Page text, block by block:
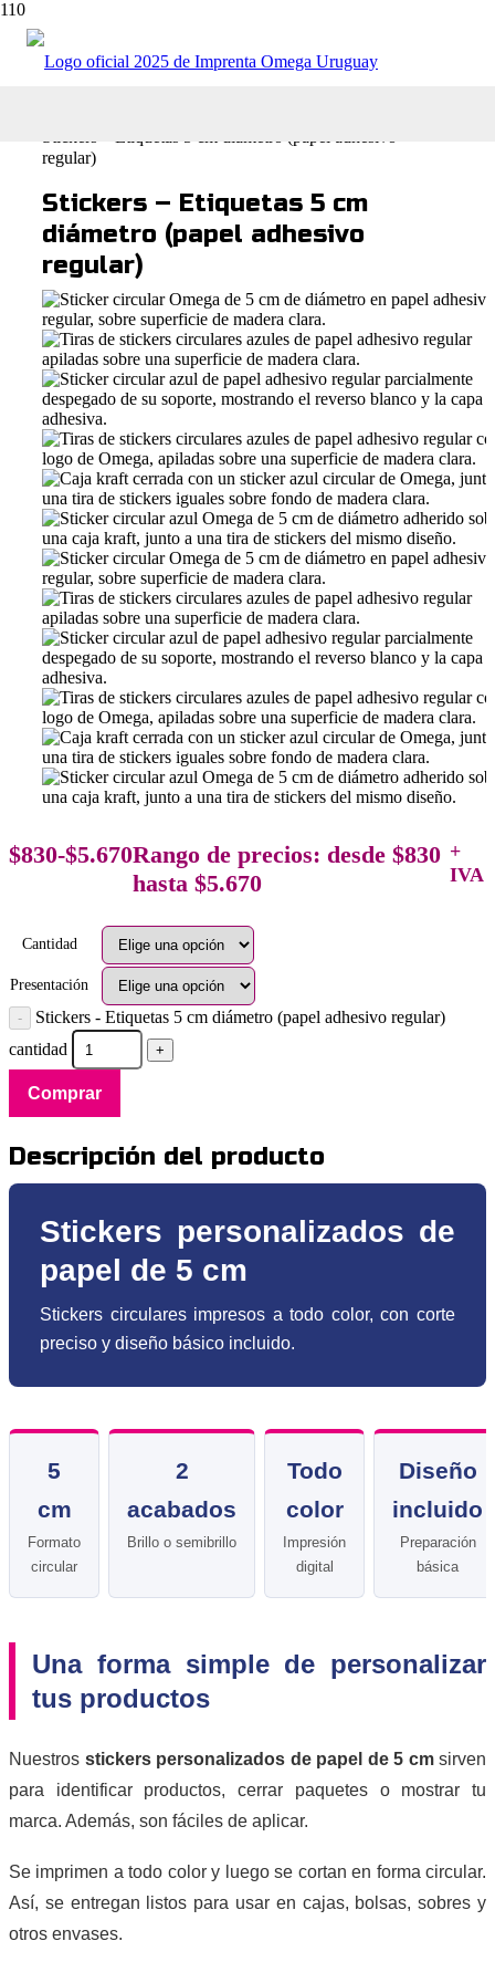
Tienda online
regular)
Stickers – Etiquetas 5 cm
diámetro (papel adhesivo
regular)
$830-$5.670Rango de precios: desde $830
hasta $5.670
+
IVA
Cantidad
Presentación
Stickers - Etiquetas 5 cm diámetro (papel adhesivo regular)
cantidad
Comprar
Descripción del producto
Stickers personalizados de
papel de 5 cm
Stickers circulares impresos a todo color, con corte
preciso y diseño básico incluido.
5
cm
Formato
circular
2
acabados
Brillo o semibrillo
Todo
color
Impresión
digital
Diseño
incluido
Preparación
básica
Una forma simple de personalizar
tus productos
Nuestros stickers personalizados de papel de 5 cmsirven
para identificar productos, cerrar paquetes o mostrar tu
marca. Además, son fáciles de aplicar.
Se imprimen a todo color y luego se cortan en forma circular.
Así, se entregan listos para usar en cajas, bolsas, sobres y
otros envases.